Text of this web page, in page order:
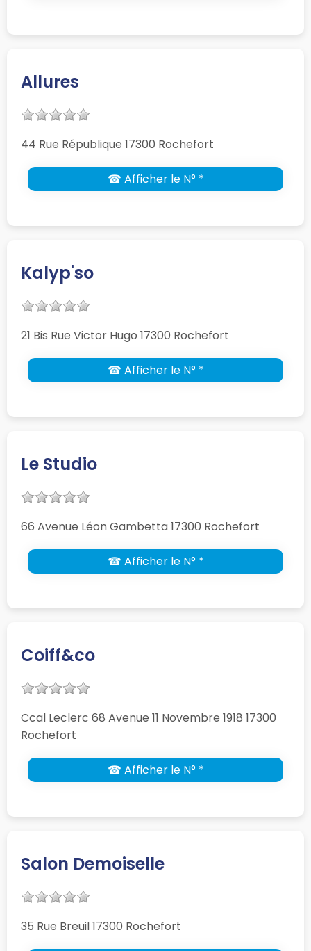
Allures
44 Rue République 17300 Rochefort
☎ Afficher le N° *
Kalyp'so
21 Bis Rue Victor Hugo 17300 Rochefort
☎ Afficher le N° *
Le Studio
66 Avenue Léon Gambetta 17300 Rochefort
☎ Afficher le N° *
Coiff&co
Ccal Leclerc 68 Avenue 11 Novembre 1918 17300
Rochefort
☎ Afficher le N° *
Salon Demoiselle
35 Rue Breuil 17300 Rochefort